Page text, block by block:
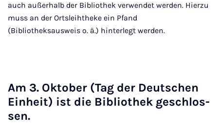
auch außerhalb der Bibliothek verwendet werden. Hierzu
muss an der Ortsleihtheke ein Pfand
(Bibliotheksausweis o. ä.) hinterlegt werden.
Am 3. Ok­to­ber (Tag der Deut­schen
Ein­heit) ist die Bi­blio­thek ge­schlos­
sen.